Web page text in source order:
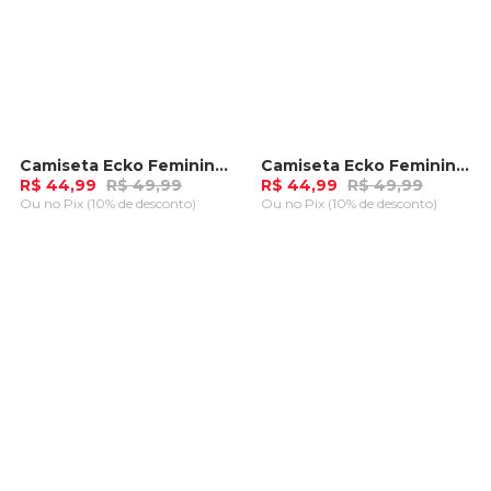
-10%Camiseta Ecko Feminina Rado Preta
R$ 44,99 R$ 49,99
Ou no Pix (10% de desconto)
-10%Camiseta Ecko Feminina Rado Azul Claro
R$ 44,99 R$ 49,99
Ou no Pix (10% de desconto)